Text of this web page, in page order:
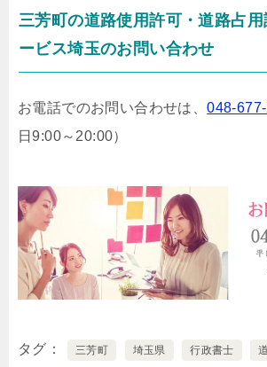
三芳町の道路使用許可・道路占
ービス埼玉のお問い合わせ
お電話でのお問い合わせは、048-
日9:00～20:00）
タグ 三芳町 埼玉県 行政書士